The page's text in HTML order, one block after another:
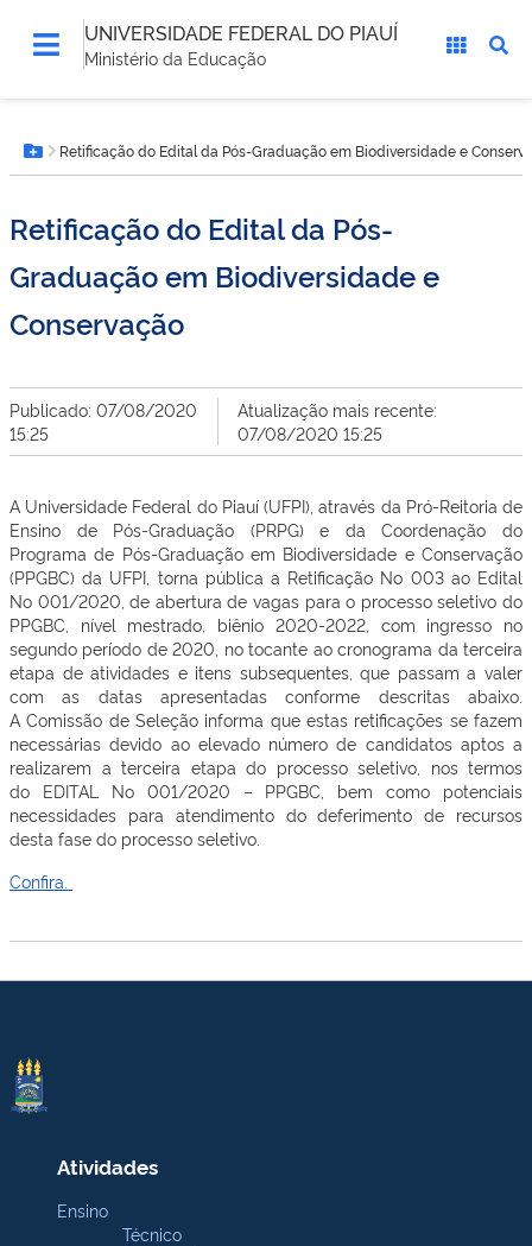
UNIVERSIDADE FEDERAL DO PIAUÍ
Ministério da Educação
está
aqui:Botão Menu
Retificação do Edital da Pós-Graduação em Biodiversidade e
Retificação do Edital da Pós-
Graduação em Biodiversidade e
Conservação
Publicado: 07/08/2020
15:25
Atualização mais recente:
07/08/2020 15:25
A Universidade Federal do Piauí (UFPI), através da Pró-Reitoria de
Ensino de Pós-Graduação (PRPG) e da Coordenação do
Programa de Pós-Graduação em Biodiversidade e Conservação
(PPGBC) da UFPI, torna pública a Retificação No 003 ao Edital
No 001/2020, de abertura de vagas para o processo seletivo do
PPGBC, nível mestrado, biênio 2020-2022, com ingresso no
segundo período de 2020, no tocante ao cronograma da terceira
etapa de atividades e itens subsequentes, que passam a valer
com as datas apresentadas conforme descritas abaixo.
A Comissão de Seleção informa que estas retificações se fazem
necessárias devido ao elevado número de candidatos aptos a
realizarem a terceira etapa do processo seletivo, nos termos
do EDITAL No 001/2020 – PPGBC, bem como potenciais
necessidades para atendimento do deferimento de recursos
desta fase do processo seletivo.
Confira.
Atividades
Ensino
Técnico